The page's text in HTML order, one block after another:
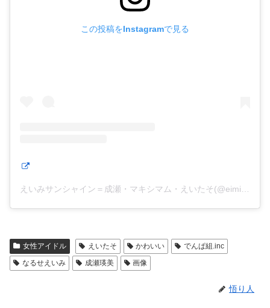
この投稿をInstagramで見る
女性アイドル えいたそ かわいい
でんぱ組.inc
なるせえいみ
成瀬瑛美 画像
悟り人